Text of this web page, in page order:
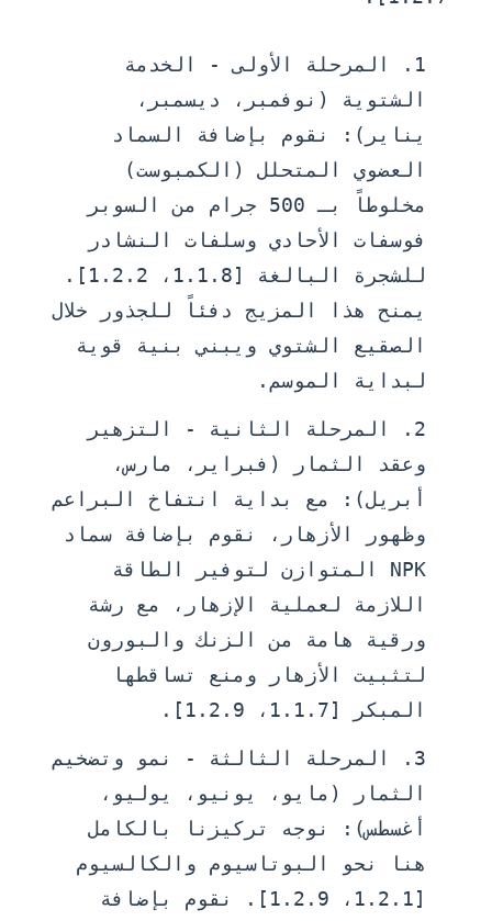
المرحلة الأولى - الخدمة
الشتوية (نوفمبر، ديسمبر،
يناير):
نقوم بإضافة السماد
العضوي المتحلل (الكمبوست)
مخلوطاً بـ 500 جرام من السوبر
فوسفات الأحادي وسلفات النشادر
للشجرة البالغة [1.1.8، 1.2.2].
يمنح هذا المزيج دفئاً للجذور خلال
الصقيع الشتوي ويبني بنية قوية
لبداية الموسم.
المرحلة الثانية - التزهير
وعقد الثمار (فبراير، مارس،
أبريل):
مع بداية انتفاخ البراعم
وظهور الأزهار، نقوم بإضافة سماد
NPK المتوازن
لتوفير الطاقة
اللازمة لعملية الإزهار، مع رشة
ورقية هامة من الزنك والبورون
لتثبيت الأزهار ومنع تساقطها
المبكر [1.1.7، 1.2.9].
المرحلة الثالثة - نمو وتضخيم
الثمار (مايو، يونيو، يوليو،
أغسطس):
نوجه تركيزنا بالكامل
هنا نحو
البوتاسيوم والكالسيوم
[1.2.1، 1.2.9]. نقوم بإضافة